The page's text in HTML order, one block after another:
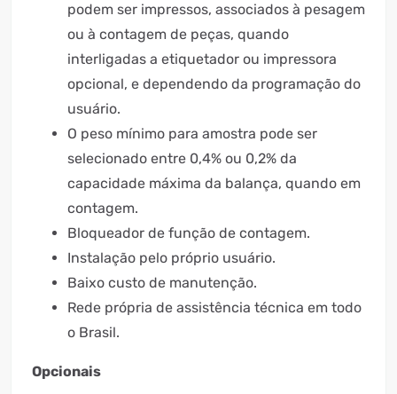
podem ser impressos, associados à pesagem
ou à contagem de peças, quando
interligadas a etiquetador ou impressora
opcional, e dependendo da programação do
usuário.
O peso mínimo para amostra pode ser
selecionado entre 0,4% ou 0,2% da
capacidade máxima da balança, quando em
contagem.
Bloqueador de função de contagem.
Instalação pelo próprio usuário.
Baixo custo de manutenção.
Rede própria de assistência técnica em todo
o Brasil.
Opcionais